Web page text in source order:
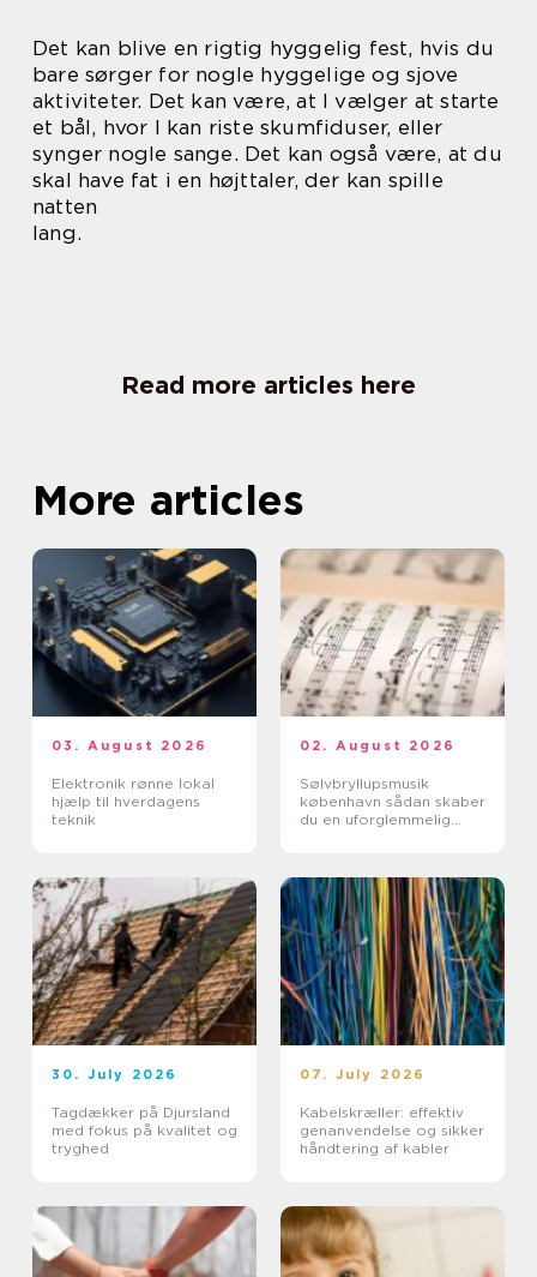
Det kan blive en rigtig hyggelig fest, hvis du
bare sørger for nogle hyggelige og sjove
aktiviteter. Det kan være, at I vælger at starte
et bål, hvor I kan riste skumfiduser, eller
synger nogle sange. Det kan også være, at du
skal have fat i en højttaler, der kan spille
natten
lang.
Read more articles here
More articles
03. August 2026
Elektronik rønne lokal
hjælp til hverdagens
teknik
02. August 2026
Sølvbryllupsmusik
københavn sådan skaber
du en uforglemmelig
30. July 2026
Tagdækker på Djursland
med fokus på kvalitet og
tryghed
07. July 2026
Kabelskræller: effektiv
genanvendelse og sikker
håndtering af kabler